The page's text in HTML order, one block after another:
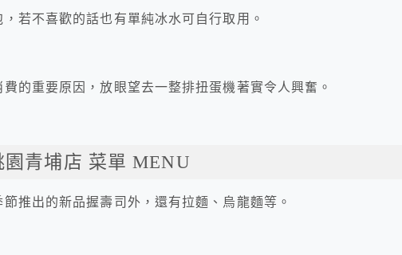
若不喜歡的話也有單純冰水可自行取用。
的重要原因，放眼望去一整排扭蛋機著實令人興奮。
青埔店 菜單 MENU
推出的新品握壽司外，還有拉麵、烏龍麵等。